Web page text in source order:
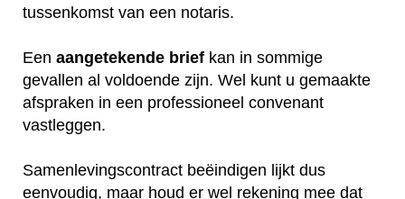
tussenkomst van een notaris.
Een aangetekende brief kan in sommige
gevallen al voldoende zijn. Wel kunt u gemaakte
afspraken in een professioneel convenant
vastleggen.
Samenlevingscontract beëindigen lijkt dus
eenvoudig, maar houd er wel rekening mee dat